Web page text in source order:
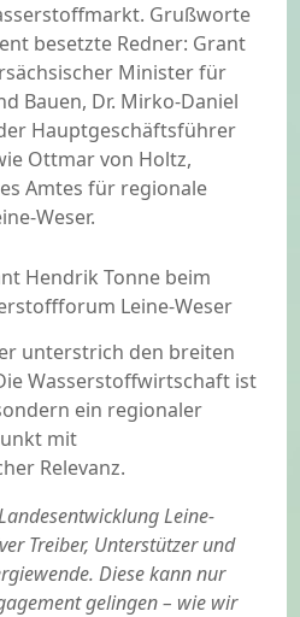
Grußworte
besetzte Redner: Grant
Minister für
Bauen, Dr. Mirko-Daniel
Hauptgeschäftsführer
Ottmar von Holtz,
Amtes für regionale
Weser.
unterstrich den breiten
Wasserstoffwirtschaft ist
ein regionaler
mit
Relevanz.
Leine-
Treiber, Unterstützer und
Diese kann nur
gelingen – wie wir